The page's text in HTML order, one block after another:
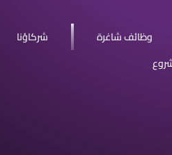
وظائف شاغرة
شركاؤنا